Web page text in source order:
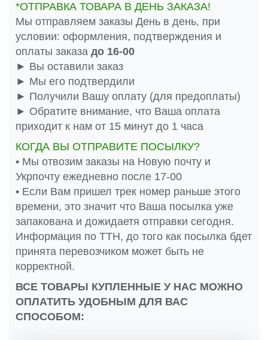
*ОТПРАВКА ТОВАРА В ДЕНЬ ЗАКАЗА!
Мы отправляем заказы День в день, при
условии: оформления, подтверждения и
оплаты заказа до 16-00
► Вы оставили заказ
► Мы его подтвердили
► Получили Вашу оплату (для предоплаты)
► Обратите внимание, что Ваша оплата
приходит к нам от 15 минут до 1 часа
КОГДА ВЫ ОТПРАВИТЕ ПОСЫЛКУ?
• Мы отвозим заказы на Новую почту и
Укрпочту ежедневно после 17-00
• Если Вам пришел трек номер раньше этого
времени, это значит что Ваша посылка уже
запакована и дожидаетя отправки сегодня.
Информация по ТТН, до того как посылка бдет
принята перевозчиком может быть не
корректной.
ВСЕ ТОВАРЫ КУПЛЕННЫЕ У НАС МОЖНО
ОПЛАТИТЬ УДОБНЫМ ДЛЯ ВАС
СПОСОБОМ: